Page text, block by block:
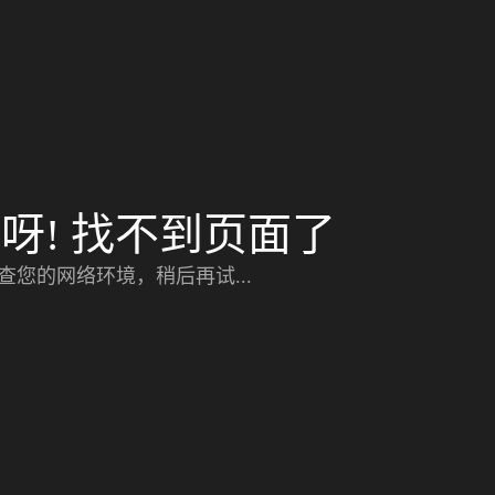
! 找不到页面了
您的网络环境，稍后再试...